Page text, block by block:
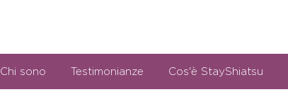
Chi sono Testimonianze Cos'è StayShiatsu